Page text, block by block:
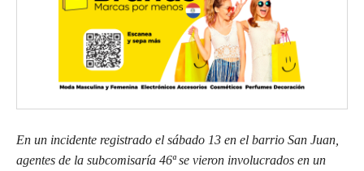
En un incidente registrado el sábado 13 en el barrio San Juan,
agentes de la subcomisaría 46ª se vieron involucrados en un